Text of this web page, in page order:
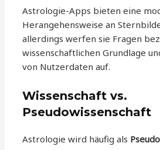
Astrologie-Apps bieten eine
Herangehensweise an
allerdings werfen sie Fragen
wissenschaftlichen Grundlage
von Nutzerdaten auf.
Wissenschaft vs.
Pseudowissenschaft
Astrologie wird häufig als